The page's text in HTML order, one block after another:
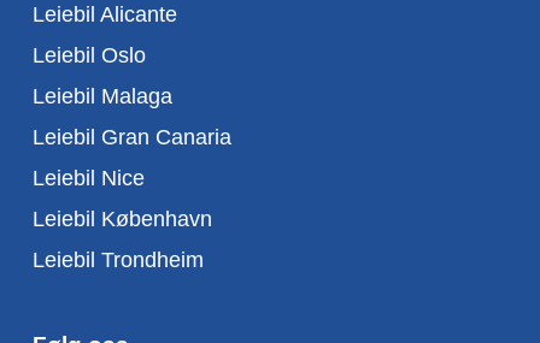
Leiebil Alicante
Leiebil Oslo
Leiebil Malaga
Leiebil Gran Canaria
Leiebil Nice
Leiebil København
Leiebil Trondheim